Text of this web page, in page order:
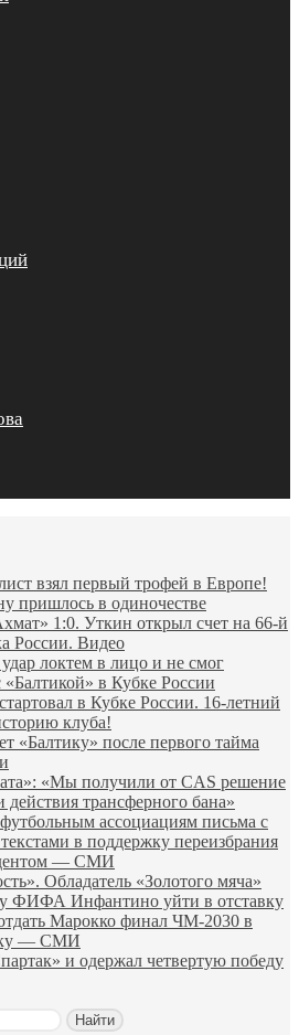
взял первый трофей в Европе!
пришлось в одиночестве
1:0. Уткин открыл счет на 66‑й
России. Видео
локтем в лицо и не смог
в Кубке России
в Кубке России. 16-летний
клуба!
«Балтику» после первого тайма
«Мы получили от CAS решение
действия трансферного бана»
ассоциациям письма с
в поддержку переизбрания
— СМИ
Обладатель «Золотого мяча»
ФИФА Инфантино уйти в отставку
Марокко финал ЧМ‑2030 в
— СМИ
и одержал четвертую победу
Найти